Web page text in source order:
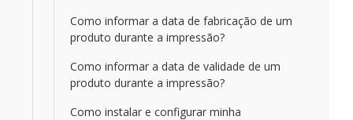
Como informar a data de fabricação de um
produto durante a impressão?
Como informar a data de validade de um
produto durante a impressão?
Como instalar e configurar minha